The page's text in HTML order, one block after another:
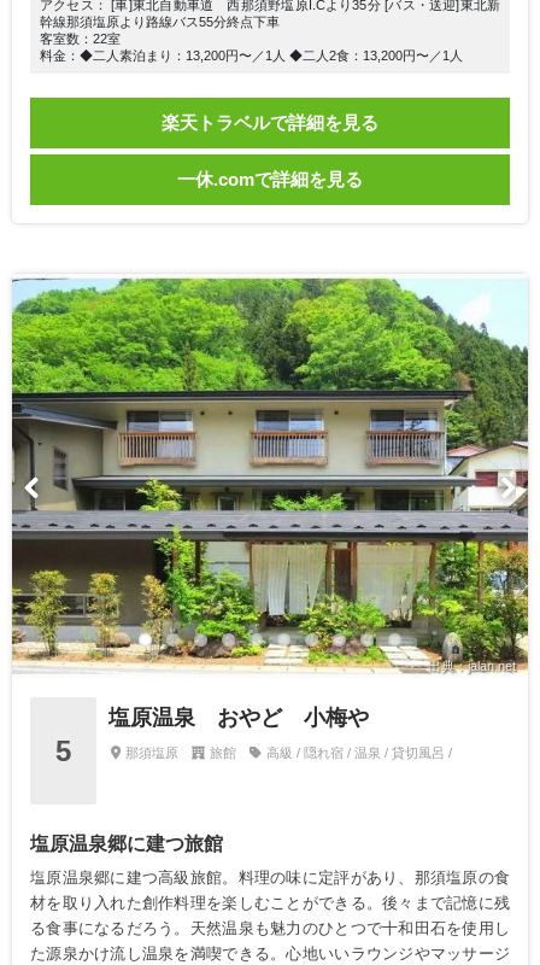
アクセス： [車]東北自動車道 西那須野塩原I.Cより35分 [バス・送迎]東北新
幹線那須塩原より路線バス55分終点下車
客室数：22室
料金：◆二人素泊まり：13,200円〜／1人 ◆二人2食：13,200円〜／1人
楽天トラベルで詳細を見る
一休.comで詳細を見る
出典：jalan.net
5
塩原温泉 おやど 小梅や
那須塩原 旅館 高級 / 隠れ宿 / 温泉 / 貸切風呂 /
塩原温泉郷に建つ旅館
塩原温泉郷に建つ高級旅館。料理の味に定評があり、那須塩原の食
材を取り入れた創作料理を楽しむことができる。後々まで記憶に残
る食事になるだろう。天然温泉も魅力のひとつで十和田石を使用し
た源泉かけ流し温泉を満喫できる。心地いいラウンジやマッサージ